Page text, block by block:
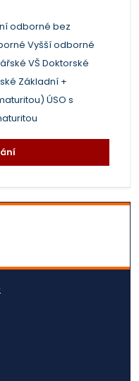
odborné bez
Vyšší odborné
VŠ Doktorské
Základní +
ÚSO s